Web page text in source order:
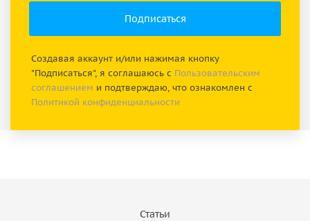
Создавая аккаунт и/или нажимая кнопку
"Подписаться", я соглашаюсь с Пользовательским
соглашением и подтверждаю, что ознакомлен с
Политикой конфиденциальности
Статьи